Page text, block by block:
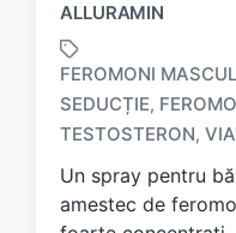
ALLURAMIN
T
a
g
e
FEROMONI
SEDUCȚIE,
TESTOSTERON,
Un spray pentru
amestec de